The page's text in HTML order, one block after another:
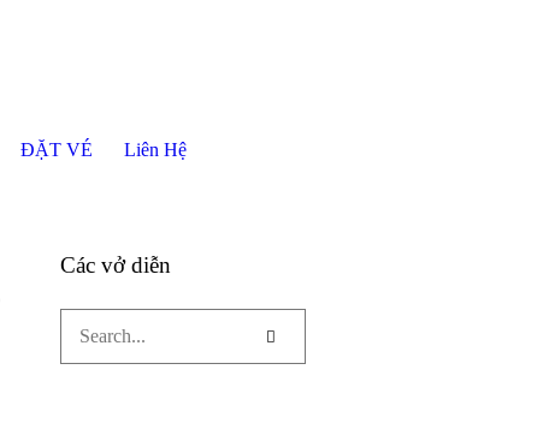
ĐẶT VÉ Liên Hệ
Các vở diễn